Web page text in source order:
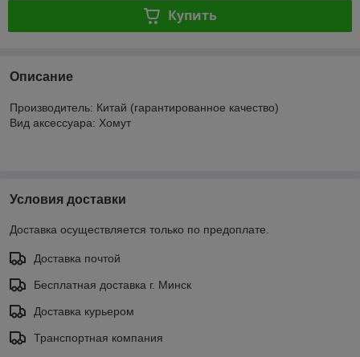
Купить
Описание
Производитель: Китай (гарантированное качество)
Вид аксессуара: Хомут
Условия доставки
Доставка осуществляется только по предоплате.
Доставка почтой
Бесплатная доставка г. Минск
Доставка курьером
Транспортная компания